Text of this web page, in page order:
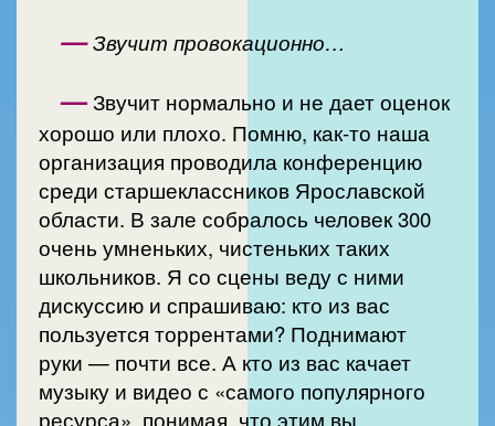
—Звучит провокационно…
—Звучит нормально и не дает оценок
хорошо или плохо. Помню, как-то наша
организация проводила конференцию
среди старшеклассников Ярославской
области. В зале собралось человек 300
очень умненьких, чистеньких таких
школьников. Я со сцены веду с ними
дискуссию и спрашиваю: кто из вас
пользуется торрентами? Поднимают
руки — почти все. А кто из вас качает
музыку и видео с «самого популярного
ресурса», понимая, что этим вы